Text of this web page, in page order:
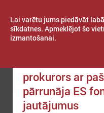
Lai varētu jums piedāvāt
sīkdatnes. Apmeklējot šo
izmantošanai.
Izvēlne
prokurors ar
pārrunāja ES
jautājumus